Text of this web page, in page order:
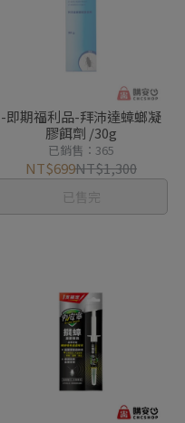
-即期福利品-拜沛達蟑螂凝
膠餌劑 /30g
已銷售：365
NT$699NT$1,300
已售完